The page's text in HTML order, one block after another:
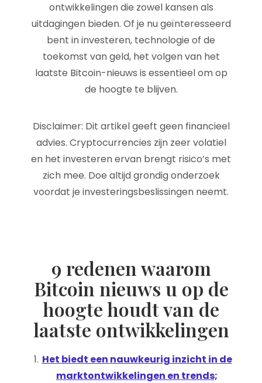
ontwikkelingen die zowel kansen als
uitdagingen bieden. Of je nu geïnteresseerd
bent in investeren, technologie of de
toekomst van geld, het volgen van het
laatste Bitcoin-nieuws is essentieel om op
de hoogte te blijven.
Disclaimer: Dit artikel geeft geen financieel
advies. Cryptocurrencies zijn zeer volatiel
en het investeren ervan brengt risico’s met
zich mee. Doe altijd grondig onderzoek
voordat je investeringsbeslissingen neemt.
9 redenen waarom
Bitcoin nieuws u op de
hoogte houdt van de
laatste ontwikkelingen
Het biedt een nauwkeurig inzicht in de
marktontwikkelingen en trends;